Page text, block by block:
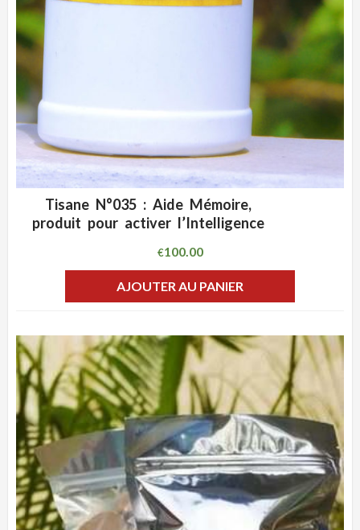
ADD WISHLIST
Tisane N°035 : Aide Mémoire,
produit pour activer l’Intelligence
€100.00
AJOUTER AU PANIER